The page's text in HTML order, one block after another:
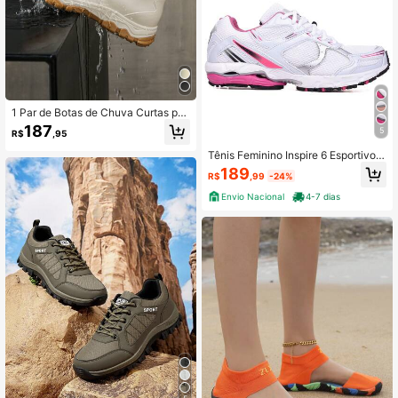
1 Par de Botas de Chuva Curtas par
a Adolescentes, Moda Confortável
Casual Outdoor, Sapatos de Água G
odas as Estações
R$187 ,95 5
Tênis Feminino Inspire 6 Esportivo A
cademia Caminhada Confortável L
eve
R$189 ,99 -24%
Envio Nacional
4-7 dias